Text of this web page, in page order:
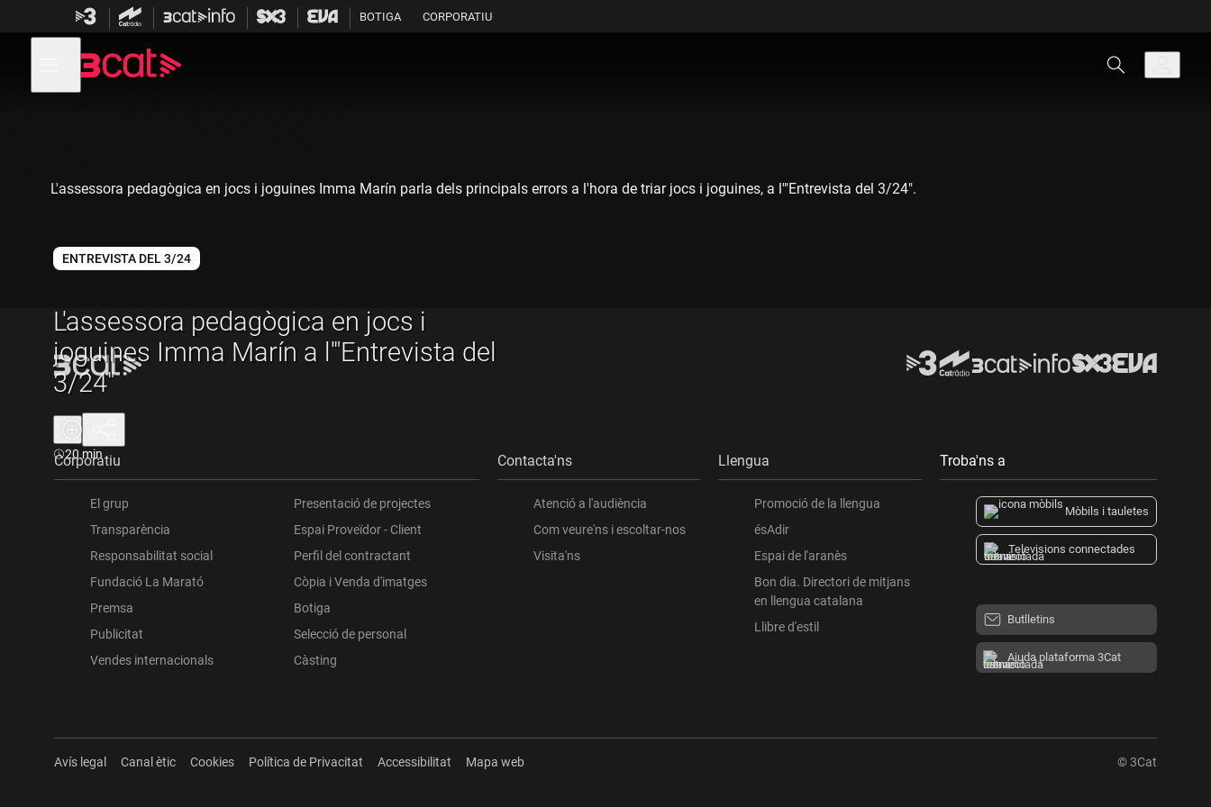
contingut
BOTIGA CORPORATIU
menú
de
ENTREVISTA DEL 3/24
L'assessora pedagògica en jocs i
joguines Imma Marín a l'"Entrevista del
3/24"
Durada:
20 min
L'assessora pedagògica en jocs i joguines Imma Marín parla dels principals errors a l'hora de triar jocs i joguines, a l'"Entrevista del 3/24".
Corporatiu
El grup
Transparència
Responsabilitat social
Fundació La Marató
Premsa
Publicitat
Vendes internacionals
Presentació de projectes
Espai Proveïdor - Client
Perfil del contractant
Còpia i Venda d'imatges
Botiga
Selecció de personal
Càsting
Contacta'ns
Atenció a l'audiència
Com veure'ns i escoltar-nos
Visita'ns
Llengua
Promoció de la llengua
ésAdir
Espai de l'aranès
Bon dia. Directori de mitjans
en llengua catalana
Llibre d'estil
Troba'ns a
Mòbils i tauletes
Televisions connectades
Butlletins
Ajuda plataforma 3Cat
Avís legal Canal ètic Cookies Política de Privacitat Accessibilitat Mapa web © 3Cat